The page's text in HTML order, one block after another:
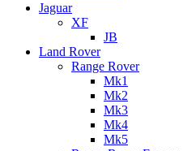
Jaguar
XF
JB
Land Rover
Range Rover
Mk1
Mk2
Mk3
Mk4
Mk5